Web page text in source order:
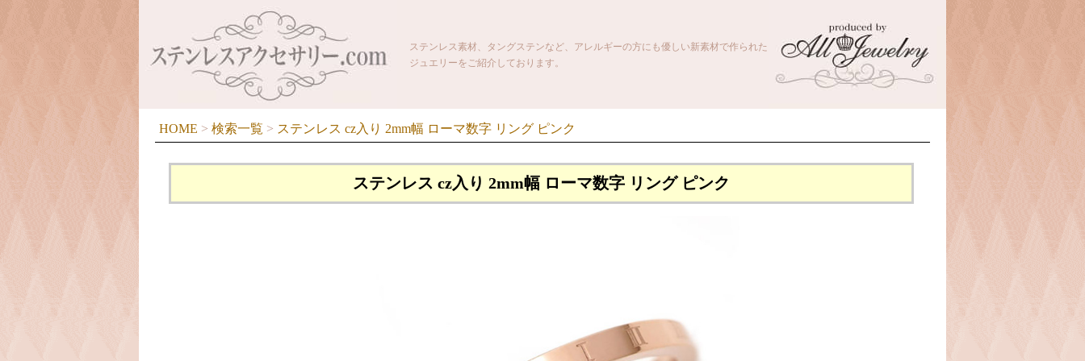
ステンレス素材、タングステンなど、アレルギーの方にも優しい新素材で作られた
ジュエリーをご紹介しております。
HOME > 検索一覧 > ステンレス cz入り 2mm幅 ローマ数字 リング ピンク
ステンレス cz入り 2mm幅 ローマ数字 リング ピンク